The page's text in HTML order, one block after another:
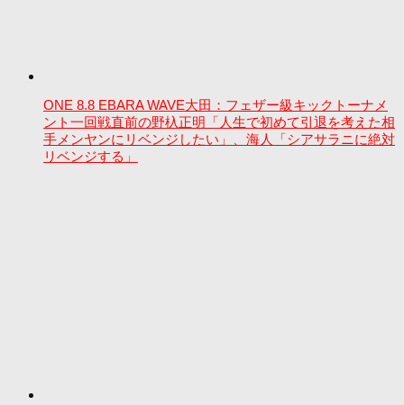
ONE 8.8 EBARA WAVE大田：フェザー級キックトーナメ
ント一回戦直前の野杁正明「人生で初めて引退を考えた相
手メンヤンにリベンジしたい」、海人「シアサラニに絶対
リベンジする」